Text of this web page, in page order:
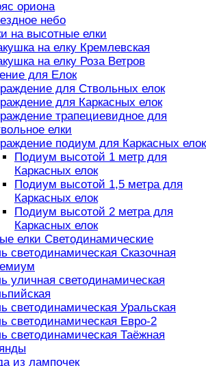
ориона
небо
на высотные елки
на елку Кремлевская
на елку Роза Ветров
для Елок
для Ствольных елок
для Каркасных елок
трапециевидное для
елки
подиум для Каркасных елок
Подиум высотой 1 метр для
Каркасных елок
Подиум высотой 1,5 метра для
Каркасных елок
Подиум высотой 2 метра для
Каркасных елок
елки Светодинамические
светодинамическая Сказочная
уличная светодинамическая
светодинамическая Уральская
светодинамическая Евро-2
светодинамическая Таёжная
из лампочек